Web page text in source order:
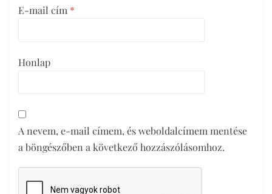
E-mail cím *
Honlap
A nevem, e-mail címem, és weboldalcímem mentése
a böngészőben a következő hozzászólásomhoz.